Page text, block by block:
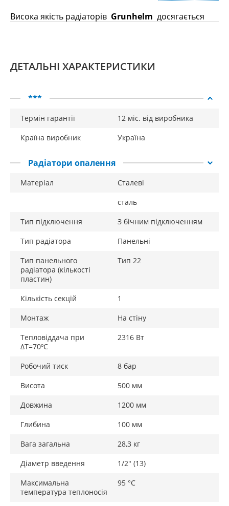
Висока якість радіаторів Grunhelm досягається
Особливості:
високий рівень ККД;
сучасний дизайн;
високоякісна сталь;
ДЕТАЛЬНІ ХАРАКТЕРИСТИКИ
***
Термін гарантії
12 міс. від виробника
Країна виробник
Україна
Радіатори опалення
Матеріал
Сталеві
сталь
Тип підключення
З бічним підключенням
Тип радіатора
Панельні
Тип панельного
радіатора (кількості
пластин)
Тип 22
Кількість секцій
1
Монтаж
На стіну
Тепловіддача при
ΔТ=70ºС
2316 Вт
Робочий тиск
8 бар
Висота
500 мм
Довжина
1200 мм
Глибина
100 мм
Вага загальна
28,3 кг
Діаметр введення
1/2" (13)
Максимальна
температура теплоносія
95 °C